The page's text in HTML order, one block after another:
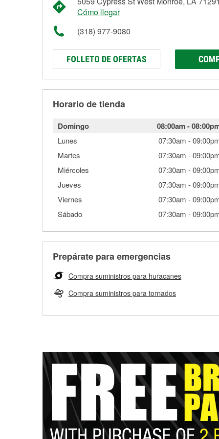
Cómo llegar
(318) 977-9080
FOLLETO DE OFERTAS
Horario de tienda
Domingo 08:00am-
Lunes 07:30am -
Martes
07:30am -
Miércoles
07:30am -
Jueves
07:30am -
Viernes
07:30am -
Sábado
07:30am -
Prepárate para emergencias
Compra suministros para huracanes
Compra suministros para tornados